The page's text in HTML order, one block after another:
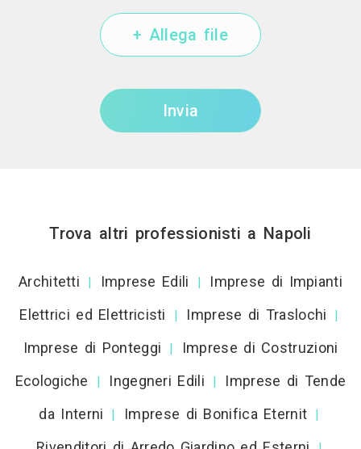
+ Allega file
Invia
Trova altri professionisti a Napoli
Architetti | Imprese Edili |
Imprese di Impianti
Elettrici ed Elettricisti
| Imprese di Traslochi |
Imprese di Ponteggi |
Imprese di Costruzioni
Ecologiche
| Ingegneri Edili |
Imprese di Tende
da Interni
| Imprese di Bonifica Eternit |